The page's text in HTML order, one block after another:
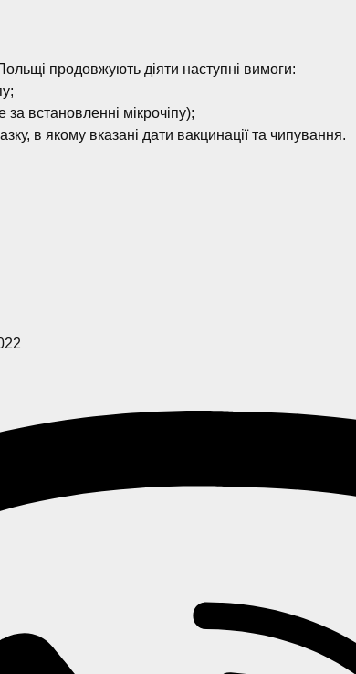
продовжують діяти наступні вимоги:
за встановленні мікрочіпу);
в якому вказані дати вакцинації та чипування.